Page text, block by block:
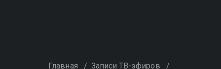
Главная / Записи ТВ-эфиров /